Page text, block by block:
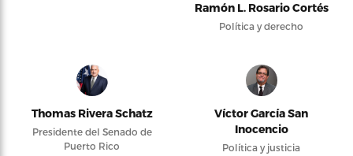
Ramón L. Rosario Cortés
Política y derecho
Thomas Rivera Schatz
Presidente del Senado de
Puerto Rico
Víctor García San
Inocencio
Política y justicia